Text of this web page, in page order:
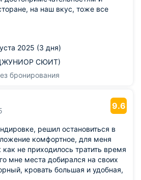
на наш вкус, тоже все
в номере, так как люблю
положительные впечатления.
2025 (3 дня)
СЮИТ)
бронирования
9.6
решил остановиться в
комфортное, для меня
не приходилось тратить время
мне места добирался на своих
кровать большая и удобная,